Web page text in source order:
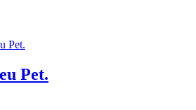
Pet.